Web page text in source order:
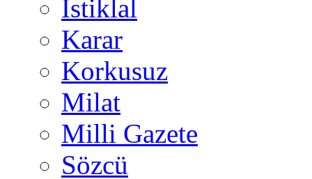
İstiklal
Karar
Korkusuz
Milat
Milli Gazete
Sözcü